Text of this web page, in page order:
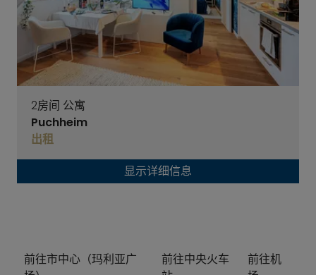
2房间 公寓
Puchheim
出租
显示详细信息
前往市中心（玛利亚广
前往中央火车
前往机